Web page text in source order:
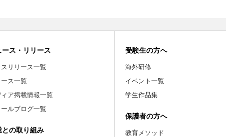
ース・リリース
リリース一覧
ース一覧
ィア掲載情報一覧
ールブログ一覧
との取り組み
受験生の方へ
海外研修
イベント一覧
学生作品集
保護者の方へ
教育メソッド